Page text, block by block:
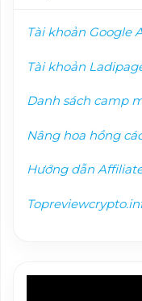
Tài khoản Google
Tài khoản
Danh sách camp
Nâng hoa hồng
Hướng dẫn